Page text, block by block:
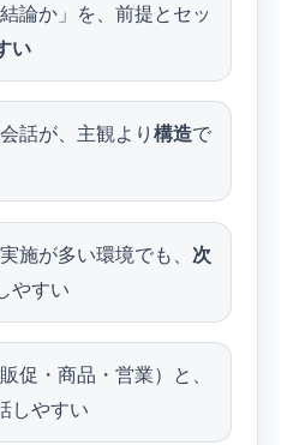
結論か」を、前提とセッ
い
話が、主観より構造で
施が多い環境でも、 次
やすい
促・商品・営業）と、
しやすい